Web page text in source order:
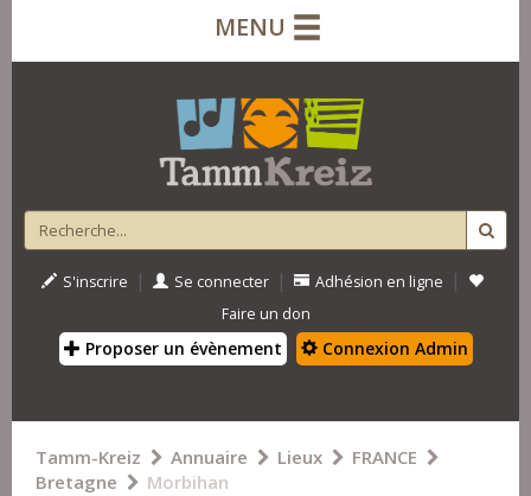
MENU
S'inscrire | Se connecter | Adhésion en ligne |
Faire un don
Proposer un évènement Connexion Admin
Tamm-Kreiz Annuaire Lieux
FRANCE
Bretagne
Morbihan